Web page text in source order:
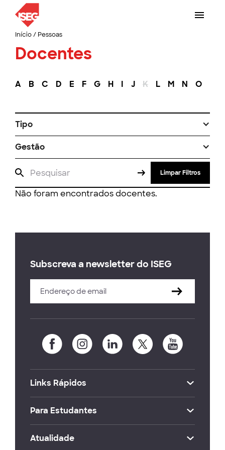
Início/ Pessoas
Docentes
A B C D E F G H I J K L M N O
Tipo
Gestão
Limpar Filtros
Não foram encontrados docentes.
Subscreva a newsletter do ISEG
Links Rápidos
Para Estudantes
Atualidade